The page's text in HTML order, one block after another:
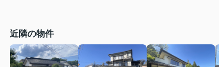
近隣の物件